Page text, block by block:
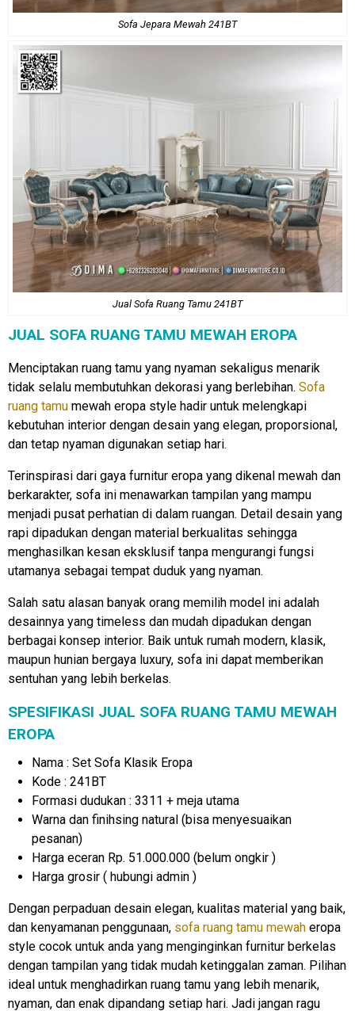
Sofa Jepara Mewah 241BT
Jual Sofa Ruang Tamu 241BT
JUAL SOFA RUANG TAMU MEWAH EROPA
Menciptakan ruang tamu yang nyaman sekaligus menarik
tidak selalu membutuhkan dekorasi yang berlebihan. Sofa
ruang tamu mewah eropa style hadir untuk melengkapi
kebutuhan interior dengan desain yang elegan, proporsional,
dan tetap nyaman digunakan setiap hari.
Terinspirasi dari gaya furnitur eropa yang dikenal mewah dan
berkarakter, sofa ini menawarkan tampilan yang mampu
menjadi pusat perhatian di dalam ruangan. Detail desain yang
rapi dipadukan dengan material berkualitas sehingga
menghasilkan kesan eksklusif tanpa mengurangi fungsi
utamanya sebagai tempat duduk yang nyaman.
Salah satu alasan banyak orang memilih model ini adalah
desainnya yang timeless dan mudah dipadukan dengan
berbagai konsep interior. Baik untuk rumah modern, klasik,
maupun hunian bergaya luxury, sofa ini dapat memberikan
sentuhan yang lebih berkelas.
SPESIFIKASI JUAL SOFA RUANG TAMU MEWAH
EROPA
Nama : Set Sofa Klasik Eropa
Kode : 241BT
Formasi dudukan : 3311 + meja utama
Warna dan finihsing natural (bisa menyesuaikan
pesanan)
Harga eceran Rp. 51.000.000 (belum ongkir )
Harga grosir ( hubungi admin )
Dengan perpaduan desain elegan, kualitas material yang baik,
dan kenyamanan penggunaan, sofa ruang tamu mewah eropa
style cocok untuk anda yang menginginkan furnitur berkelas
dengan tampilan yang tidak mudah ketinggalan zaman. Pilihan
ideal untuk menghadirkan ruang tamu yang lebih menarik,
nyaman, dan enak dipandang setiap hari. Jadi jangan ragu